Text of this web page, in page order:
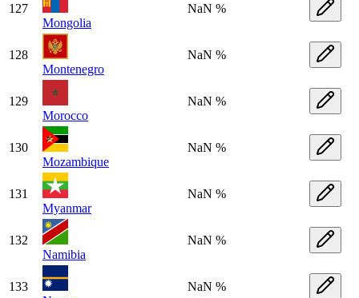
127
Mongolia
NaN %
128
Montenegro
NaN %
129
Morocco
NaN %
130
Mozambique
NaN %
131
Myanmar
NaN %
132
Namibia
NaN %
133
NaN %